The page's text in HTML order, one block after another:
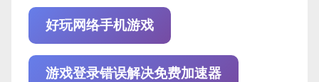
好玩网络手机游戏
游戏登录错误解决免费加速器